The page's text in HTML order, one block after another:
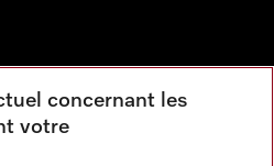
concernant les
votre